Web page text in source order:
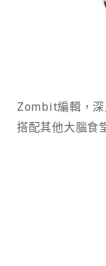
Zombit編輯，深
搭配其他大腦食